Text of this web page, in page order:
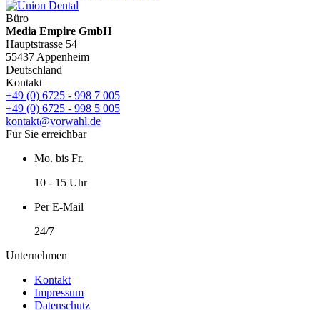
Büro
Media Empire GmbH
Hauptstrasse 54
55437 Appenheim
Deutschland
Kontakt
+49 (0) 6725 - 998 7 005
+49 (0) 6725 - 998 5 005
kontakt@vorwahl.de
Für Sie erreichbar
Mo. bis Fr.
10 - 15 Uhr
Per E-Mail
24/7
Unternehmen
Kontakt
Impressum
Datenschutz